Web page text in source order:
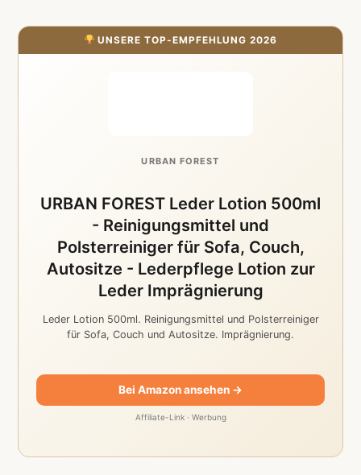
UNSERE TOP-EMPFEHLUNG 2026
URBAN FOREST
URBAN FOREST Leder Lotion 500ml
- Reinigungsmittel und
Polsterreiniger für Sofa, Couch,
Autositze - Lederpflege Lotion zur
Leder Imprägnierung
Leder Lotion 500ml. Reinigungsmittel und Polsterreiniger
für Sofa, Couch und Autositze. Imprägnierung.
Bei Amazon ansehen →
Affiliate-Link · Werbung